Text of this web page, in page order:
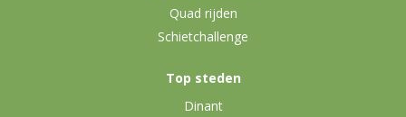
Quad rijden
Schietchallenge
Top steden
Dinant